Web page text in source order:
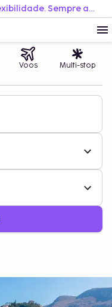
Reserve facilmente. Viaje com flexibilidade. Sempre ao melhor preço.
Voos Multi-stop